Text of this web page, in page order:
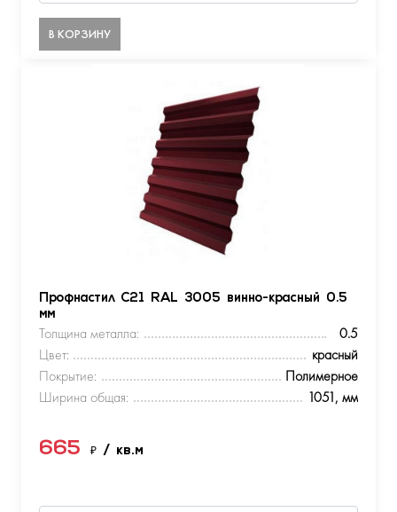
В КОРЗИНУ
Профнастил С21 RAL 3005 винно-красный 0.5
мм
Толщина металла:
0.5
Цвет:
красный
Покрытие:
Полимерное
Ширина общая:
1051, мм
665 ₽ / кв.м